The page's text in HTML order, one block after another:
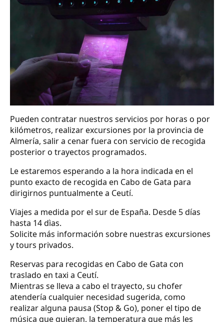
Pueden contratar nuestros servicios por horas o por
kilómetros, realizar excursiones por la provincia de
Almería, salir a cenar fuera con servicio de recogida
posterior o trayectos programados.
Le estaremos esperando a la hora indicada en el
punto exacto de recogida en Cabo de Gata para
dirigirnos puntualmente a Ceutí.
Viajes a medida por el sur de España. Desde 5 días
hasta 14 dìas.
Solicite más información sobre nuestras excursiones
y tours privados.
Reservas para recogidas en Cabo de Gata con
traslado en taxi a Ceutí.
Mientras se lleva a cabo el trayecto, su chofer
atendería cualquier necesidad sugerida, como
realizar alguna pausa (Stop & Go), poner el tipo de
música que quieran, la temperatura que más les